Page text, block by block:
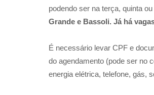
podendo ser na terça, quinta
Grande e Bassoli. Já há
É necessário levar CPF e
do agendamento (pode ser no
energia elétrica, telefone, gás,